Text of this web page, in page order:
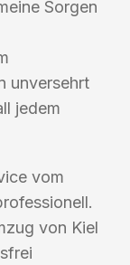
Sorgen
unversehrt
jedem
vom
von Kiel